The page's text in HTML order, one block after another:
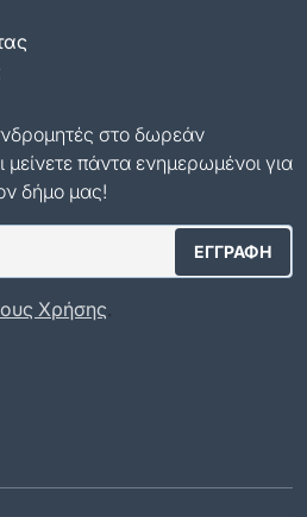
στο δωρεάν
πάντα ενημερωμένοι για
δήμο μας!
Χρήσης.